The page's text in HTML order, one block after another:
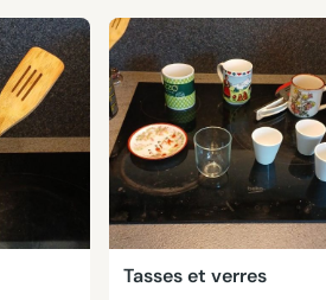
Tasses et verres